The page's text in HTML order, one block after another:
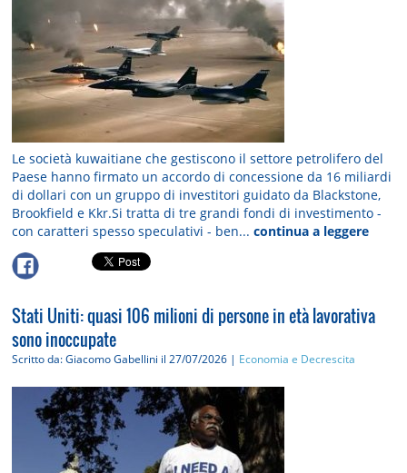
Le società kuwaitiane che gestiscono il settore petrolifero del
Paese hanno firmato un accordo di concessione da 16 miliardi
di dollari con un gruppo di investitori guidato da Blackstone,
Brookfield e Kkr.Si tratta di tre grandi fondi di investimento -
con caratteri spesso speculativi - ben...continua a leggere
Stati Uniti: quasi 106 milioni di persone in età lavorativa
sono inoccupate
Scritto da: Giacomo Gabellini il 27/07/2026 | Economia e Decrescita